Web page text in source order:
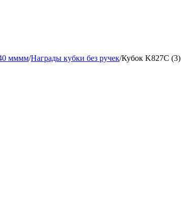
мммм/Награды кубки без ручек/Кубок K827C (3)